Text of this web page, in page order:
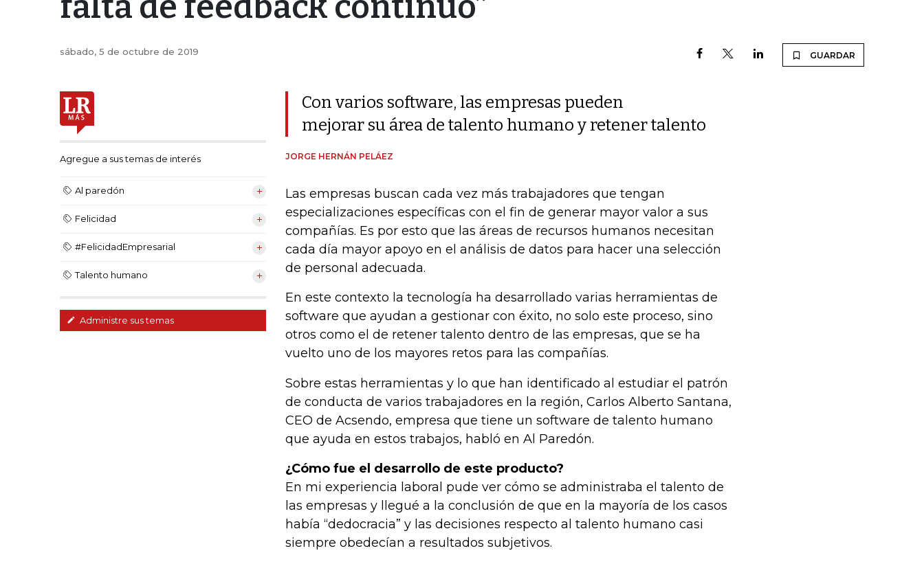
sábado, 5 de octubre de 2019 GUARDAR
Agregue a sus temas de interés
Al paredón
Felicidad
#FelicidadEmpresarial
Talento humano
Administre sus temas
Con varios software, las empresas pueden
mejorar su área de talento humano y retener talento
JORGE HERNÁN PELÁEZ
Las empresas buscan cada vez más trabajadores que tengan
especializaciones específicas con el fin de generar mayor valor a sus
compañías. Es por esto que las áreas de recursos humanos necesitan
cada día mayor apoyo en el análisis de datos para hacer una selección
de personal adecuada.
En este contexto la tecnología ha desarrollado varias herramientas de
software que ayudan a gestionar con éxito, no solo este proceso, sino
otros como el de retener talento dentro de las empresas, que se ha
vuelto uno de los mayores retos para las compañías.
Sobre estas herramientas y lo que han identificado al estudiar el patrón
de conducta de varios trabajadores en la región, Carlos Alberto Santana,
CEO de Acsendo, empresa que tiene un software de talento humano
que ayuda en estos trabajos, habló en Al Paredón.
¿Cómo fue el desarrollo de este producto?
En mi experiencia laboral pude ver cómo se administraba el talento de
las empresas y llegué a la conclusión de que en la mayoría de los casos
había “dedocracia” y las decisiones respecto al talento humano casi
siempre obedecían a resultados subjetivos.